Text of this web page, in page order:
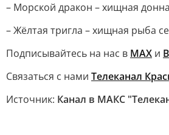
– Морской дракон – хищная
– Жёлтая тригла – хищная рыба
Подписывайтесь на нас в MAX и
Связаться с нами Телеканал
Источник: Канал в МАКС